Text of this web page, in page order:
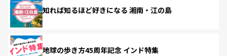
知れば知るほど好きになる 湘南・江の島
地球の歩き方45周年記念 インド特集